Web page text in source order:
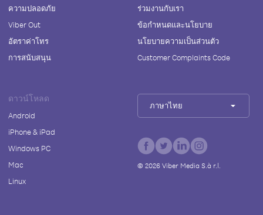
ความปลอดภัย
Viber Out
อัตราค่าโทร
การสนับสนุน
ร่วมงานกับเรา
ข้อกำหนดและนโยบาย
นโยบายความเป็นส่วนตัว
Customer Complaints Code
ดาวน์โหลด
Android
iPhone & iPad
Windows PC
Mac
Linux
ภาษาไทย
© 2026Viber Media S.à r.l.